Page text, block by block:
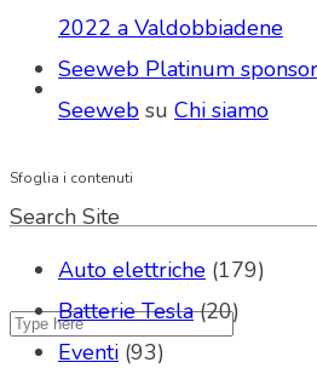
Search Site
2022 a Valdobbiadene
Seeweb Platinum
Seeweb su Chi siamo
Sfoglia i contenuti
Auto elettriche (179)
Batterie Tesla(20)
Eventi (93)